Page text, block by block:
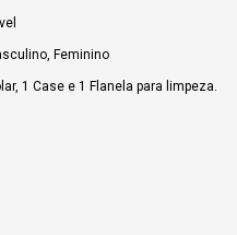
Feminino
1 Case e 1 Flanela para limpeza.